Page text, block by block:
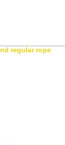
regular rope